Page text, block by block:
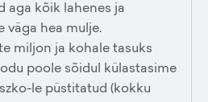
aga kõik lahenes ja
väga hea mulje.
miljon ja kohale tasuks
poole sõidul külastasime
le püstitatud (kokku